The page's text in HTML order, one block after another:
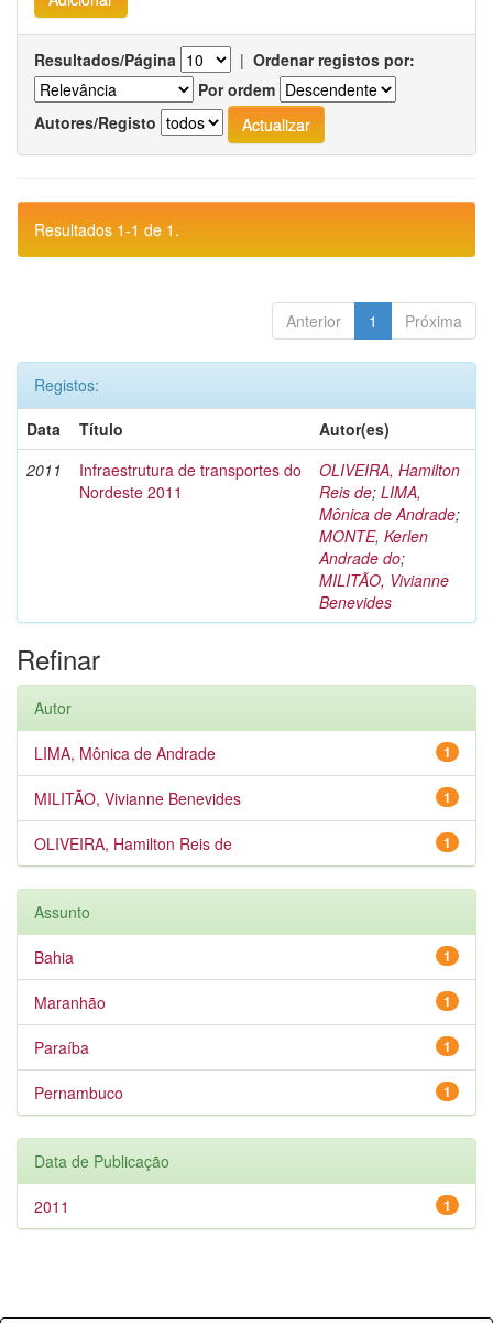
Resultados/Página | Ordenar registos por:
Por ordem
Autores/Registo
Resultados 1-1 de 1.
Anterior 1 Próxima
Registos:
Data
Título
Autor(es)
2011
Infraestrutura de transportes do
Nordeste 2011
OLIVEIRA, Hamilton
Reis de; LIMA,
Mônica de Andrade;
MONTE, Kerlen
Andrade do;
MILITÃO, Vivianne
Benevides
Refinar
Autor
1
LIMA, Mônica de Andrade
1
MILITÃO, Vivianne Benevides
1
OLIVEIRA, Hamilton Reis de
Assunto
1
Bahia
1
Maranhão
1
Paraíba
1
Pernambuco
Data de Publicação
1
2011